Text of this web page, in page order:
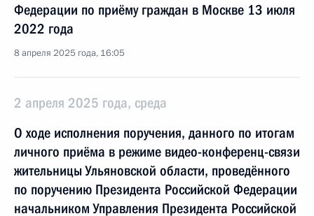
Федерации по приёму граждан в Москве 13 июля
2022 года
8 апреля 2025 года, 16:05
2 апреля 2025 года, среда
О ходе исполнения поручения, данного по итогам
личного приёма в режиме видео-конференц-связи
жительницы Ульяновской области, проведённого
по поручению Президента Российской Федерации
начальником Управления Президента Российской